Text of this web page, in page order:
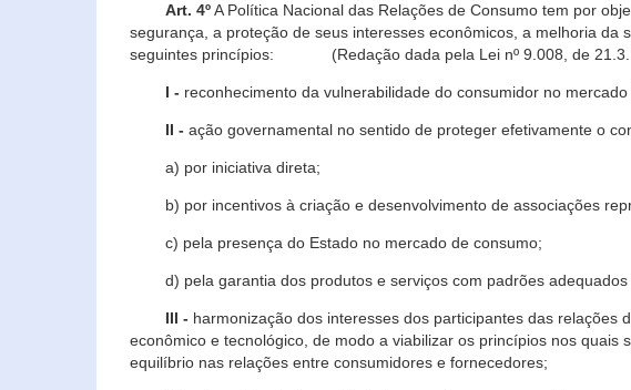
Art. 4ºA Política Nacional das Relações de Consumo tem por
segurança, a proteção de seus interesses econômicos, a melhoria
seguintes princípios: (Redação dada pela Lei nº 9.008, de
I - reconhecimento da vulnerabilidade do consumidor no
II - ação governamental no sentido de proteger efetivamente o
a) por iniciativa direta;
b) por incentivos à criação e desenvolvimento de associações
c) pela presença do Estado no mercado de consumo;
d) pela garantia dos produtos e serviços com padrões adequados
III - harmonização dos interesses dos participantes das
econômico e tecnológico, de modo a viabilizar os princípios nos
equilíbrio nas relações entre consumidores e fornecedores;